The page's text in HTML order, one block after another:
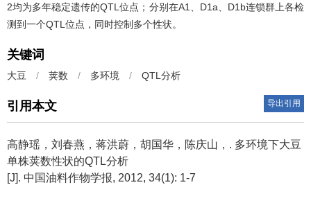
2均为多年稳定遗传的QTL位点；分别在A1、D1a、D1b连锁群上各检
测到一个QTL位点，同时控制多个性状。
关键词
大豆 / 荚数 / 多环境 / QTL分析
引用本文 导出引用
高静瑶，刘春燕，蒋洪蔚，胡国华，陈庆山，. 多环境下大豆
单株荚数性状的QTL分析
[J]. 中国油料作物学报, 2012, 34(1): 1-7